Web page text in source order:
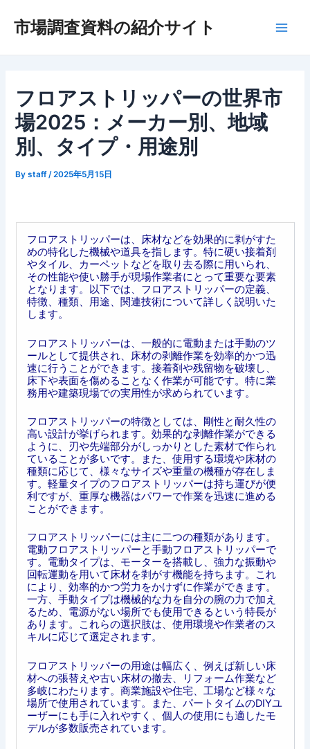
市場調査資料の紹介サイト
フロアストリッパーの世界市
場2025：メーカー別、地域
別、タイプ・用途別
Bystaff /2025年5月15日
フロアストリッパーは、床材などを効果的に剥がすた
めの特化した機械や道具を指します。特に硬い接着剤
やタイル、カーペットなどを取り去る際に用いられ、
その性能や使い勝手が現場作業者にとって重要な要素
となります。以下では、フロアストリッパーの定義、
特徴、種類、用途、関連技術について詳しく説明いた
します。
フロアストリッパーは、一般的に電動または手動のツ
ールとして提供され、床材の剥離作業を効率的かつ迅
速に行うことができます。接着剤や残留物を破壊し、
床下や表面を傷めることなく作業が可能です。特に業
務用や建築現場での実用性が求められています。
フロアストリッパーの特徴としては、剛性と耐久性の
高い設計が挙げられます。効果的な剥離作業ができる
ように、刃や先端部分がしっかりとした素材で作られ
ていることが多いです。また、使用する環境や床材の
種類に応じて、様々なサイズや重量の機種が存在しま
す。軽量タイプのフロアストリッパーは持ち運びが便
利ですが、重厚な機器はパワーで作業を迅速に進める
ことができます。
フロアストリッパーには主に二つの種類があります。
電動フロアストリッパーと手動フロアストリッパーで
す。電動タイプは、モーターを搭載し、強力な振動や
回転運動を用いて床材を剥がす機能を持ちます。これ
により、効率的かつ労力をかけずに作業ができます。
一方、手動タイプは機械的な力を自分の腕の力で加え
るため、電源がない場所でも使用できるという特長が
あります。これらの選択肢は、使用環境や作業者のス
キルに応じて選定されます。
フロアストリッパーの用途は幅広く、例えば新しい床
材への張替えや古い床材の撤去、リフォーム作業など
多岐にわたります。商業施設や住宅、工場など様々な
場所で使用されています。また、パートタイムのDIYユ
ーザーにも手に入れやすく、個人の使用にも適したモ
デルが多数販売されています。